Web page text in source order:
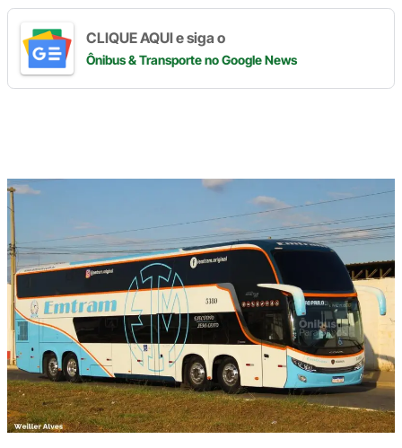
CLIQUE AQUI e siga o
Ônibus & Transporteno Google News
Digite
aqui
o
seu
e-
mail